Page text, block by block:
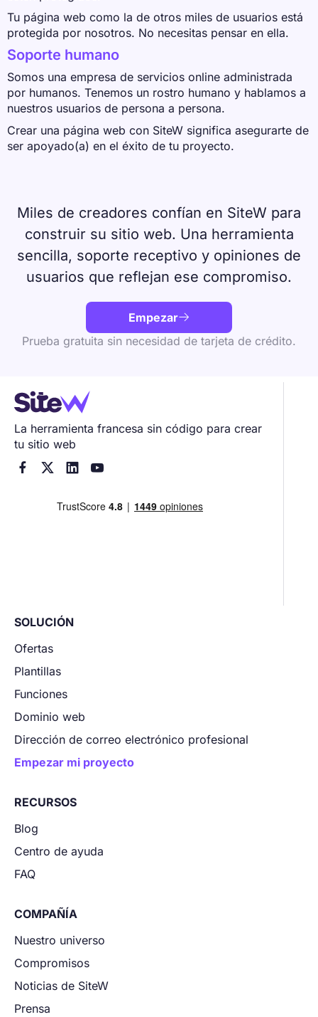
Tu página web como la de otros miles de usuarios está
protegida por nosotros. No necesitas pensar en ella.
Soporte humano
Somos una empresa de servicios online administrada
por humanos. Tenemos un rostro humano y hablamos a
nuestros usuarios de persona a persona.
Crear una página web con SiteW significa asegurarte de
ser apoyado(a) en el éxito de tu proyecto.
Miles de creadores confían en SiteW para
construir su sitio web. Una herramienta
sencilla, soporte receptivo y opiniones de
usuarios que reflejan ese compromiso.

Empezar
Prueba gratuita sin necesidad de tarjeta de crédito.
La herramienta francesa sin código para crear
tu sitio web
   
SOLUCIÓN
Ofertas
Plantillas
Funciones
Dominio web
Dirección de correo electrónico profesional
Empezar mi proyecto
RECURSOS
Blog
Centro de ayuda
FAQ
COMPAÑÍA
Nuestro universo
Compromisos
Noticias de SiteW
Prensa